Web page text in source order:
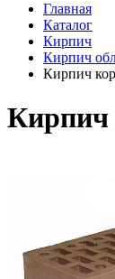
Главная
Каталог
Кирпич
Кирпич
Кирпич
Кирпич